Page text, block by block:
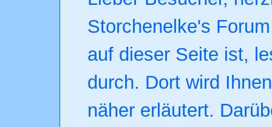
Storchenelke's
auf dieser Seite ist,
durch. Dort wird
näher erläutert.